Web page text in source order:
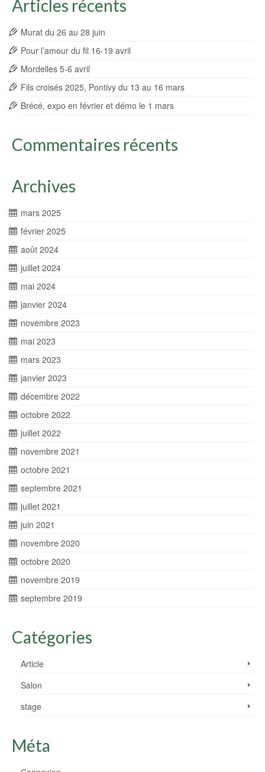
Articles récents
Murat du 26 au 28 juin
Pour l’amour du fil 16-19 avril
Mordelles 5-6 avril
Fils croisés 2025, Pontivy du 13 au 16 mars
Brécé, expo en février et démo le 1 mars
Commentaires récents
Archives
mars 2025
février 2025
août 2024
juillet 2024
mai 2024
janvier 2024
novembre 2023
mai 2023
mars 2023
janvier 2023
décembre 2022
octobre 2022
juillet 2022
novembre 2021
octobre 2021
septembre 2021
juillet 2021
juin 2021
novembre 2020
octobre 2020
novembre 2019
septembre 2019
Catégories
Article
Salon
stage
Méta